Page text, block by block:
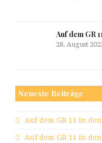
Auf dem GR
28. August
Neueste Beiträge
Auf dem GR 11 in
Auf dem GR 11 in